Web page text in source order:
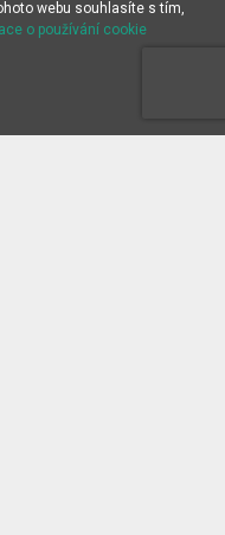
webu souhlasíte s tím,
o používání cookie